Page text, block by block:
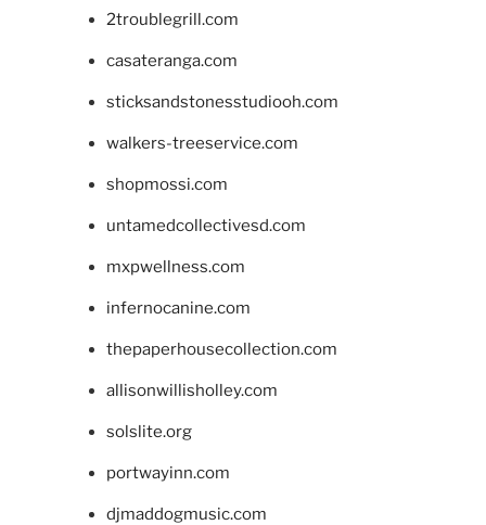
2troublegrill.com
casateranga.com
sticksandstonesstudiooh.com
walkers-treeservice.com
shopmossi.com
untamedcollectivesd.com
mxpwellness.com
infernocanine.com
thepaperhousecollection.com
allisonwillisholley.com
solslite.org
portwayinn.com
djmaddogmusic.com